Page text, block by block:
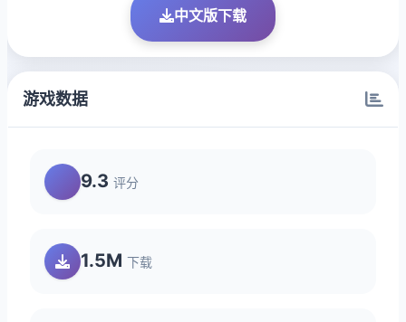
中文版下载
游戏数据
9.3 评分
1.5M 下载